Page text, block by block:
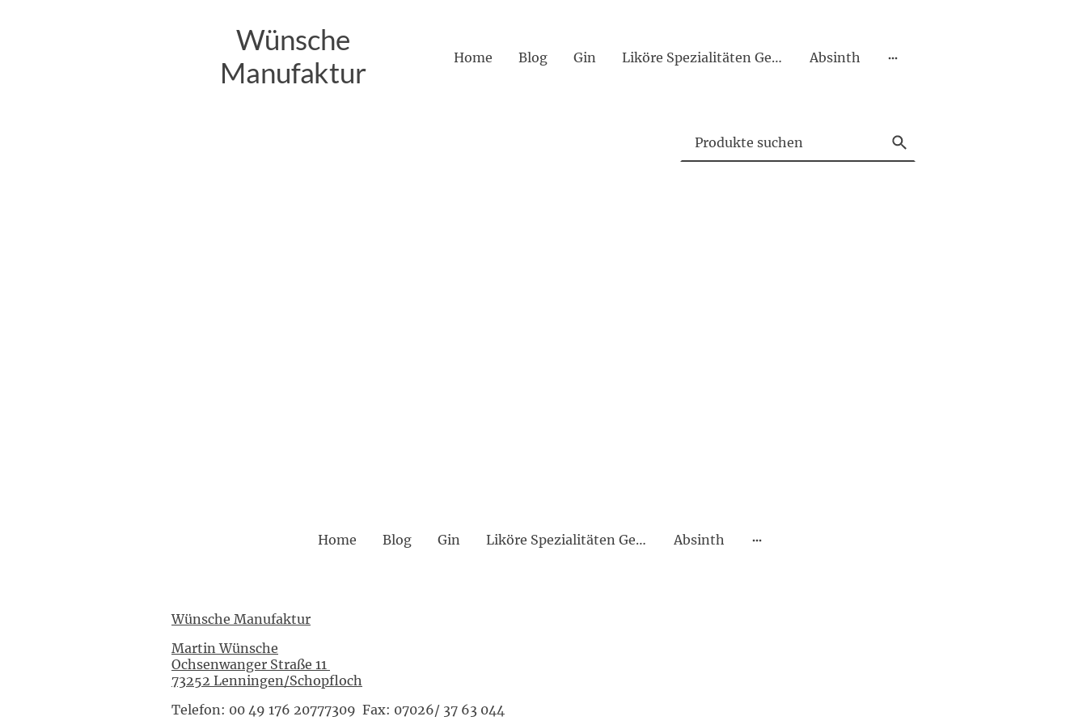
Wünsche
Manufaktur
Home Blog Gin Liköre Spezialitäten Geiste Bitter Amaro Absinth
Home Blog Gin Liköre Spezialitäten Geiste Bitter Amaro Absinth
Wünsche Manufaktur
Martin Wünsche
Ochsenwanger Straße 11
73252 Lenningen/Schopfloch
Telefon: 00 49 176 20777309 Fax: 07026/ 37 63 044